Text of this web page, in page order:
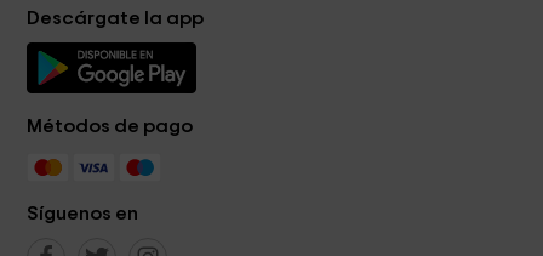
Descárgate la app
Métodos de pago
Síguenos en